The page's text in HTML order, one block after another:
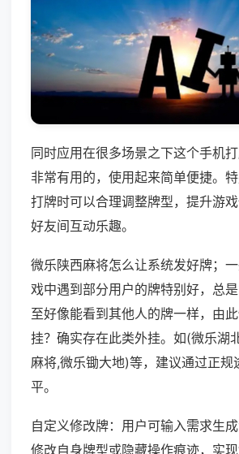
同时应用在很多场景之下这个手机
非常有用的，使用起来简单便捷。
打牌时可以合理调整牌型，提升游
好友间互动乐趣。
微乐陕西麻将怎么让系统发好牌；
戏中遇到部分用户的牌特别好，总
至好像能看到其他人的牌一样，由
挂？确实存在此类外挂。如(微乐湖
麻将,微乐锄大地)等，建议通过正规
平。
自定义修改牌：用户可输入需求生成
修改自身牌型或隐藏操作痕迹，实